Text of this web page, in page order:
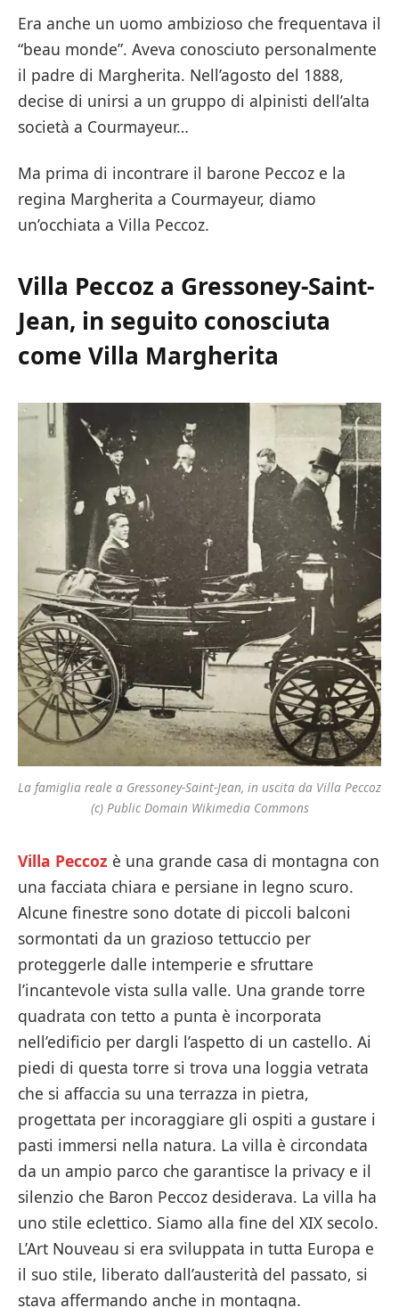
Era anche un uomo ambizioso che frequentava il
“beau monde”. Aveva conosciuto personalmente
il padre di Margherita. Nell’agosto del 1888,
decise di unirsi a un gruppo di alpinisti dell’alta
società a Courmayeur…
Ma prima di incontrare il barone Peccoz e la
regina Margherita a Courmayeur, diamo
un’occhiata a Villa Peccoz.
Villa Peccoz a Gressoney-Saint-
Jean, in seguito conosciuta
come Villa Margherita
La famiglia reale a Gressoney-Saint-Jean, in uscita da Villa Peccoz
(c) Public Domain Wikimedia Commons
Villa Peccoz è una grande casa di montagna con
una facciata chiara e persiane in legno scuro.
Alcune finestre sono dotate di piccoli balconi
sormontati da un grazioso tettuccio per
proteggerle dalle intemperie e sfruttare
l’incantevole vista sulla valle. Una grande torre
quadrata con tetto a punta è incorporata
nell’edificio per dargli l’aspetto di un castello. Ai
piedi di questa torre si trova una loggia vetrata
che si affaccia su una terrazza in pietra,
progettata per incoraggiare gli ospiti a gustare i
pasti immersi nella natura. La villa è circondata
da un ampio parco che garantisce la privacy e il
silenzio che Baron Peccoz desiderava. La villa ha
uno stile eclettico. Siamo alla fine del XIX secolo.
L’Art Nouveau si era sviluppata in tutta Europa e
il suo stile, liberato dall’austerità del passato, si
stava affermando anche in montagna.